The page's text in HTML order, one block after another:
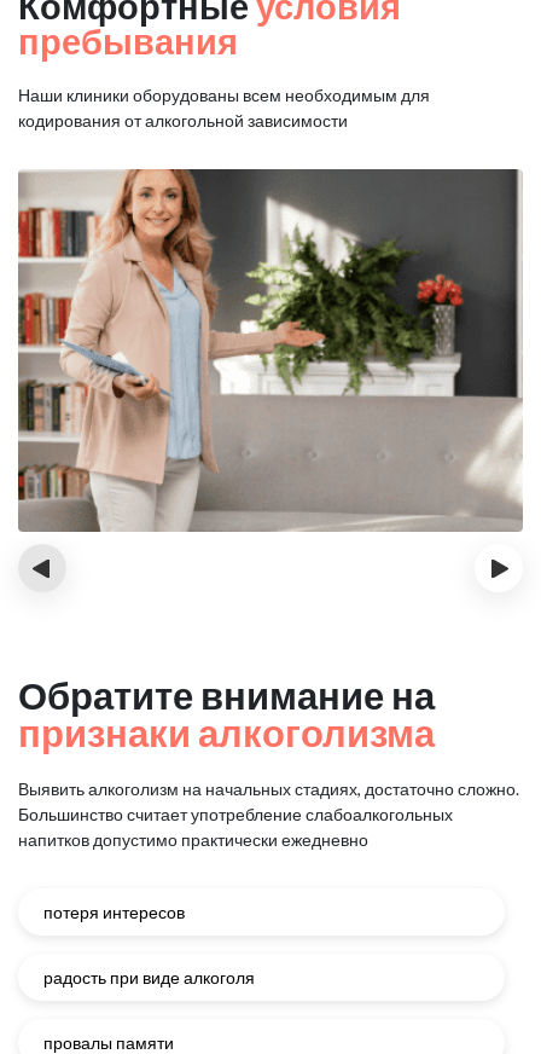
пребывания
Наши клиники оборудованы всем необходимым для
кодирования от алкогольной зависимости
‹ ›
Обратите внимание на
признаки алкоголизма
Выявить алкоголизм на начальных стадиях, достаточно сложно.
Большинство считает употребление слабоалкогольных
напитков допустимо практически ежедневно
потеря интересов
радость при виде алкоголя
провалы памяти